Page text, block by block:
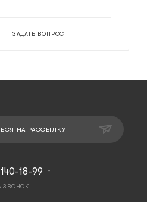
ЗАДАТЬ ВОПРОС
НА РАССЫЛКУ
18-99
ЗВОНОК